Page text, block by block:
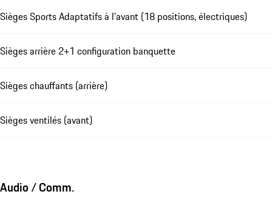
Sièges Sports Adaptatifs à l'avant (18 positions, électriques)
Sièges arrière 2+1 configuration banquette
Sièges chauffants (arrière)
Sièges ventilés (avant)
Audio / Comm.